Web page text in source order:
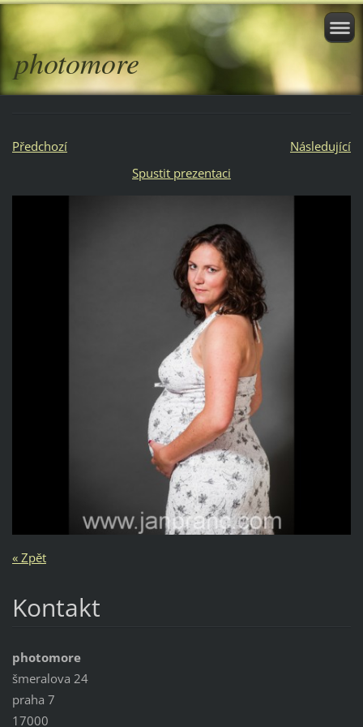
photomore
Předchozí
Následující
Spustit prezentaci
« Zpět
Kontakt
photomore
šmeralova 24
praha 7
17000